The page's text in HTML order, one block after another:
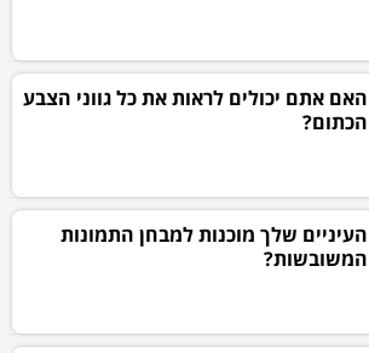
האם אתם יכולים לראות את כל גווני הצבע
הכתום?
העיניים שלך מוכנות למבחן התמונות
המשובשות?